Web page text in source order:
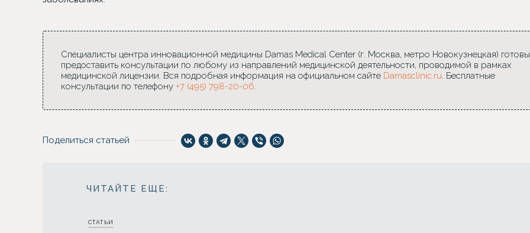
Специалисты центра инновационной медицины Damas Medical Center (г. Москва, метро Новокузнецкая) готовы
предоставить консультации по любому из направлений медицинской деятельности, проводимой в рамках
медицинской лицензии. Вся подробная информация на официальном сайте Damasclinic.ru. Бесплатные
консультации по телефону +7 (495) 798-20-06.
Поделиться статьей
СТАТЬИ